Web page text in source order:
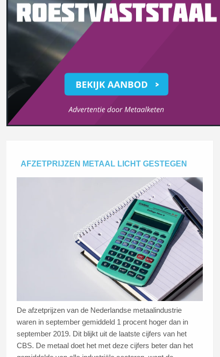
AFZETPRIJZEN METAAL LICHT GESTEGEN
De afzetprijzen van de Nederlandse metaalindustrie
waren in september gemiddeld 1 procent hoger dan in
september 2019. Dit blijkt uit de laatste cijfers van het
CBS. De metaal doet het met deze cijfers beter dan het